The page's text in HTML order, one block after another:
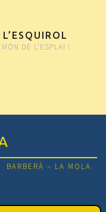
DE L'ESPLAI !
BARBERÀ – LA MOLA